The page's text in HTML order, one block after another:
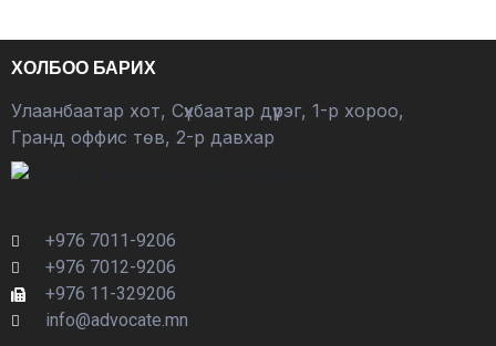
ХОЛБОО БАРИХ
Улаанбаатар хот, Сүхбаатар дүүрэг, 1-р хороо,
Гранд оффис төв, 2-р давхар
+976 7011-9206
+976 7012-9206
+976 11-329206
info@advocate.mn